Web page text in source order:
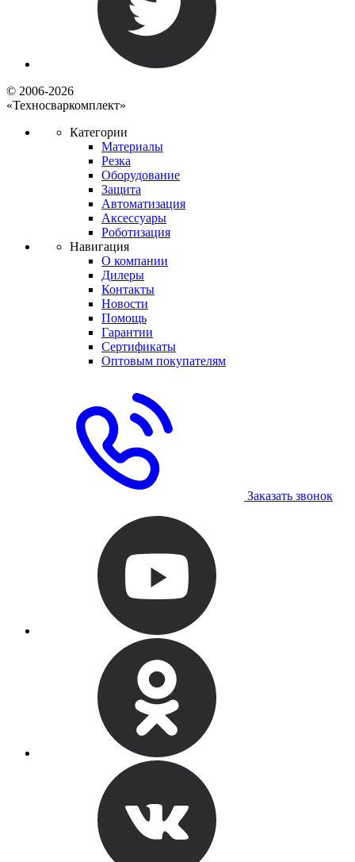
© 2006-2026
«Техносваркомплект»
Категории
Материалы
Резка
Оборудование
Защита
Автоматизация
Аксессуары
Роботизация
Навигация
О компании
Дилеры
Контакты
Новости
Помощь
Гарантии
Сертификаты
Оптовым покупателям
Заказать звонок